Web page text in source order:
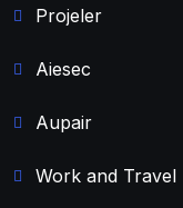
Projeler
Aiesec
Aupair
Work and Travel